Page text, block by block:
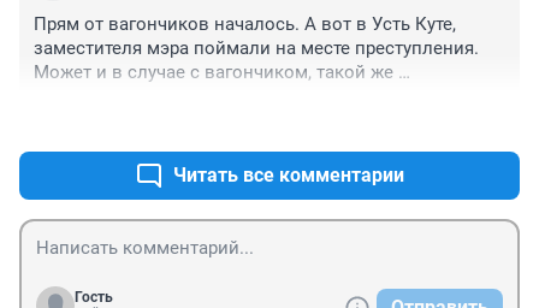
Прям от вагончиков началось. А вот в Усть Куте,
заместителя мэра поймали на месте преступления.
Может и в случае с вагончиком, такой же
Читать все комментарии
Гость